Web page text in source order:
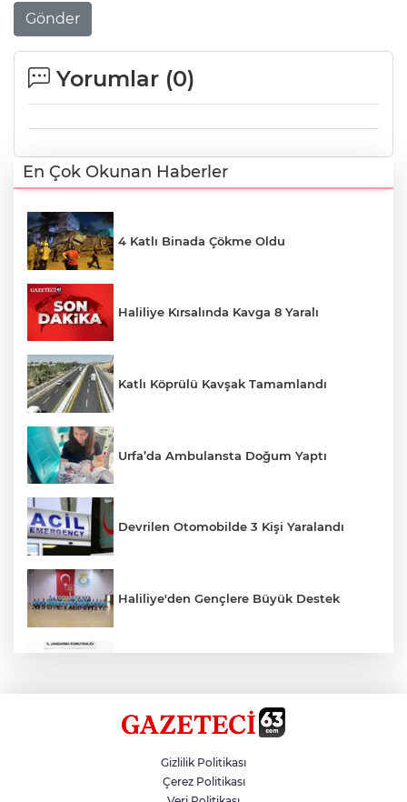
Gönder
Yorumlar (0)
En Çok Okunan Haberler
4 Katlı Binada Çökme Oldu
Haliliye Kırsalında Kavga 8 Yaralı
Katlı Köprülü Kavşak Tamamlandı
Urfa’da Ambulansta Doğum Yaptı
Devrilen Otomobilde 3 Kişi Yaralandı
Haliliye'den Gençlere Büyük Destek
Hikmet Başak’tan Ulaşım Çalışması
Gizlilik Politikası
Çerez Politikası